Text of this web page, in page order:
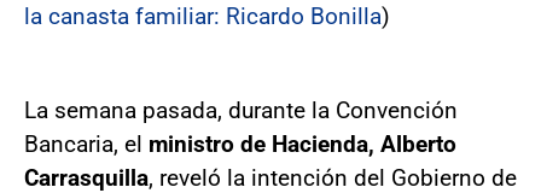
la canasta familiar: Ricardo Bonilla)
La semana pasada, durante la Convención
Bancaria, el ministro de Hacienda, Alberto
Carrasquilla, reveló la intención del Gobierno de